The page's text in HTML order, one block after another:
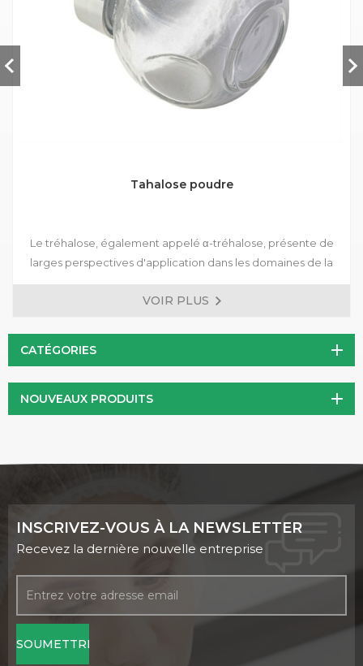
Tahalose poudre
Le tréhalose, également appelé α-tréhalose, présente de
larges perspectives d'application dans les domaines de la
nourriture, des produits de santé, des produits cosmétiques,
des médicaments, de la biologie moléculaire et agriculture.
VOIR PLUS
CATÉGORIES
NOUVEAUX PRODUITS
INSCRIVEZ-VOUS À LA NEWSLETTER
Recevez la dernière nouvelle entreprise